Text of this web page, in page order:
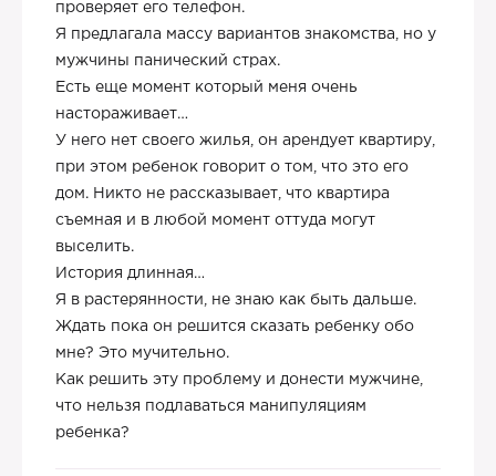
проверяет его телефон.
Я предлагала массу вариантов знакомства, но у
мужчины панический страх.
Есть еще момент который меня очень
настораживает…
У него нет своего жилья, он арендует квартиру,
при этом ребенок говорит о том, что это его
дом. Никто не рассказывает, что квартира
съемная и в любой момент оттуда могут
выселить.
История длинная…
Я в растерянности, не знаю как быть дальше.
Ждать пока он решится сказать ребенку обо
мне? Это мучительно.
Как решить эту проблему и донести мужчине,
что нельзя подлаваться манипуляциям
ребенка?